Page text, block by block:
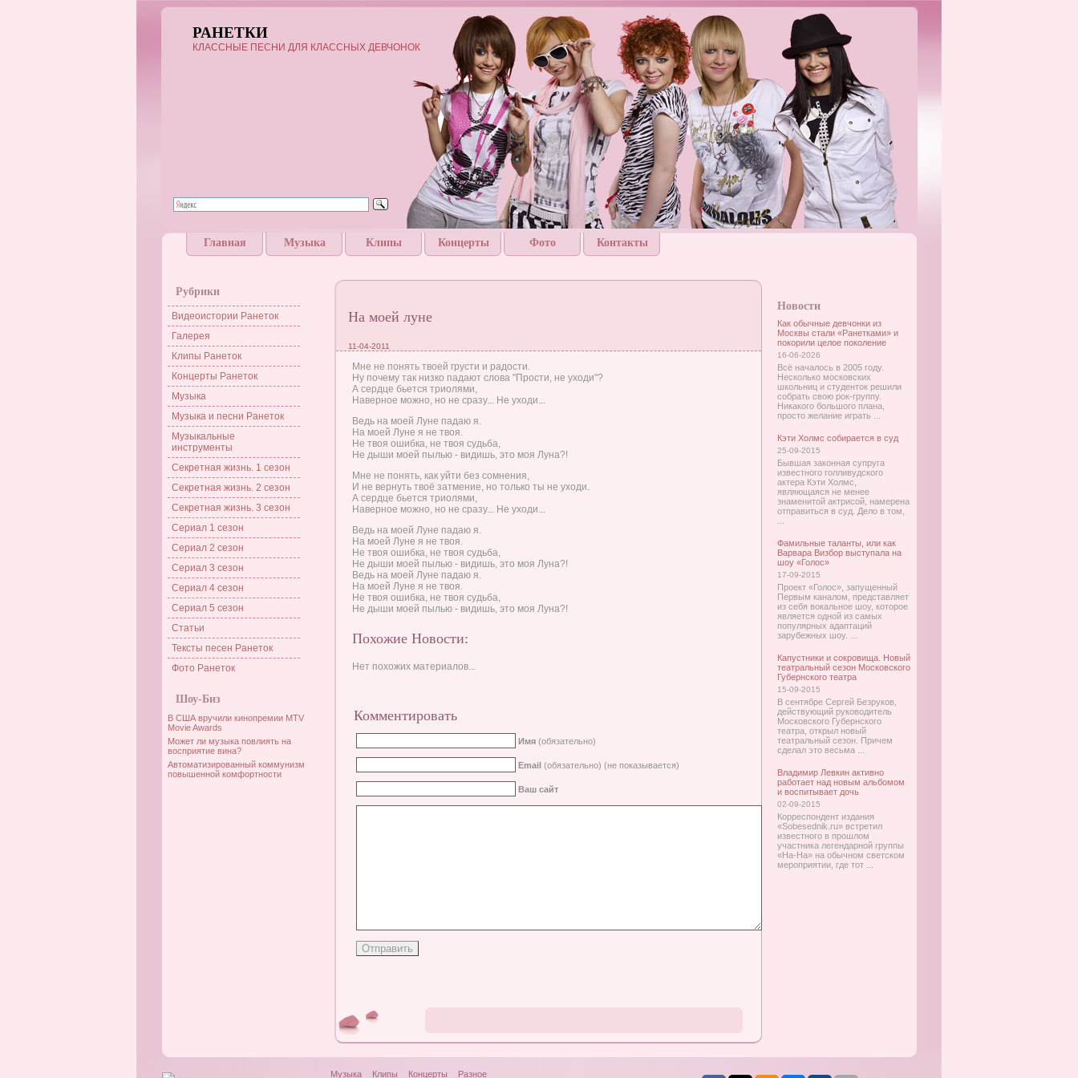
РАНЕТКИ
КЛАССНЫЕ ПЕСНИ ДЛЯ КЛАССНЫХ ДЕВЧОНОК
Главная Музыка Клипы Концерты Фото Контакты
Рубрики
Видеоистории Ранеток
Галерея
Клипы Ранеток
Концерты Ранеток
Музыка
Музыка и песни Ранеток
Музыкальные
инструменты
Секретная жизнь. 1 сезон
Секретная жизнь. 2 сезон
Секретная жизнь. 3 сезон
Сериал 1 сезон
Сериал 2 сезон
Сериал 3 сезон
Сериал 4 сезон
Сериал 5 сезон
Статьи
Тексты песен Ранеток
Фото Ранеток
Шоу-Биз
В США вручили кинопремии MTV
Movie Awards
Может ли музыка повлиять на
восприятие вина?
Автоматизированный коммунизм
повышенной комфортности
На моей луне
11-04-2011
Мне не понять твоей грусти и радости.
Ну почему так низко падают слова "Прости, не уходи"?
А сердце бьется триолями,
Наверное можно, но не сразу... Не уходи...
Ведь на моей Луне падаю я.
На моей Луне я не твоя.
Не твоя ошибка, не твоя судьба,
Не дыши моей пылью - видишь, это моя Луна?!
Мне не понять, как уйти без сомнения,
И не вернуть твоё затмение, но только ты не уходи.
А сердце бьется триолями,
Наверное можно, но не сразу... Не уходи...
Ведь на моей Луне падаю я.
На моей Луне я не твоя.
Не твоя ошибка, не твоя судьба,
Не дыши моей пылью - видишь, это моя Луна?!
Ведь на моей Луне падаю я.
На моей Луне я не твоя.
Не твоя ошибка, не твоя судьба,
Не дыши моей пылью - видишь, это моя Луна?!
Похожие Новости:
Нет похожих материалов...
Комментировать
Имя (обязательно)
Email (обязательно) (не показывается)
Ваш сайт
Новости
Как обычные девчонки из
Москвы стали «Ранетками» и
покорили целое поколение
16-06-2026
Всё началось в 2005 году.
Несколько московских
школьниц и студенток решили
собрать свою рок-группу.
Никакого большого плана,
просто желание играть ...
Кэти Холмс собирается в суд
25-09-2015
Бывшая законная супруга
известного голливудского
актера Кэти Холмс,
являющаяся не менее
знаменитой актрисой, намерена
отправиться в суд. Дело в том,
Фамильные таланты, или как
Варвара Визбор выступала на
шоу «Голос»
17-09-2015
Проект «Голос», запущенный
Первым каналом, представляет
из себя вокальное шоу, которое
является одной из самых
популярных адаптаций
зарубежных шоу. ...
Капустники и сокровища. Новый
театральный сезон Московского
Губернского театра
15-09-2015
В сентябре Сергей Безруков,
действующий руководитель
Московского Губернского
театра, открыл новый
театральный сезон. Причем
сделал это весьма ...
Владимир Левкин активно
работает над новым альбомом
и воспитывает дочь
02-09-2015
Корреспондент издания
«Sobesednik.ru» встретил
известного в прошлом
участника легендарной группы
«На-На» на обычном светском
мероприятии, где тот ...
Музыка Клипы Концерты Разное